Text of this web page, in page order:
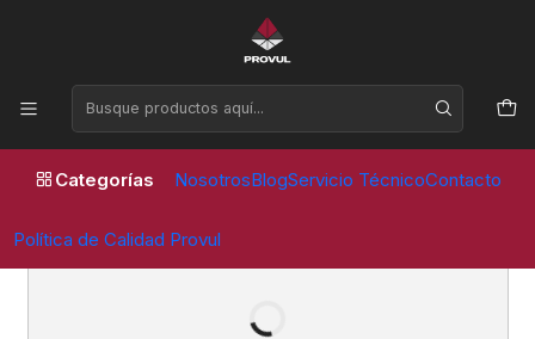
Categorías NosotrosBlogServicio TécnicoContacto
Política de Calidad Provul
Horario de atención Lunes a Viernes de 09:00 a 17:30 horas
Envío a todo Chile Servicio técnico y
garantía
Calidad y Precios
Pago Seguro con